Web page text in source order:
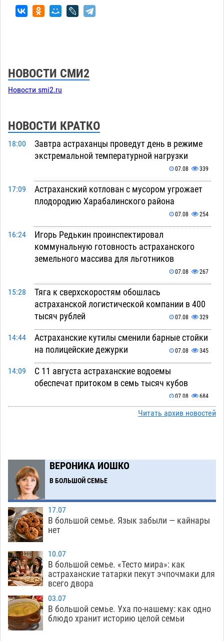
НОВОСТИ СМИ2
Новости smi2.ru
НОВОСТИ КРАТКО
18:00
Завтра астраханцы проведут день в режиме
экстремальной температурной нагрузки
07.08 339
17:09
Астраханский котлован с мусором угрожает
плодородию Харабалинского района
07.08 254
16:24
Игорь Редькин проинспектировал
коммунальную готовность астраханского
земельного массива для льготников
07.08 267
15:28
Тяга к сверхскоростям обошлась
астраханской логистической компании в 400
тысяч рублей
07.08 329
14:44
Астраханские кутилы сменили барные стойки
на полицейские дежурки
07.08 345
14:09
С 11 августа астраханские водоемы
обеспечат притоком в семь тысяч кубов
07.08 684
Астраханский аэропорт попробует отбиться
помойку
11:58
В Астрахани подросток угнал мотоцикл и
похитил чужие мобильник с банковскими
картами
11:20
Астраханцев ждут на парковом газоне с
призами и эрмитажными котами
10:43
Астраханский суд встал на сторону МЧС в
споре за возврат униформы
07.08 387
10:02
На Всероссийской Спартакиаде астраханские
гандболисты уступили казанским «драконам»
07.08
Читать архив новостей
ВЕРОНИКА ИОШКО
В БОЛЬШОЙ СЕМЬЕ
17.07
В большой семье. Язык забыли — кайнары
нет
10.07
В большой семье. «Тесто мира»: как
астраханские татарки пекут эчпочмаки для
всего двора
03.07
В большой семье. Уха по-нашему: как одно
блюдо хранит историю целой семьи